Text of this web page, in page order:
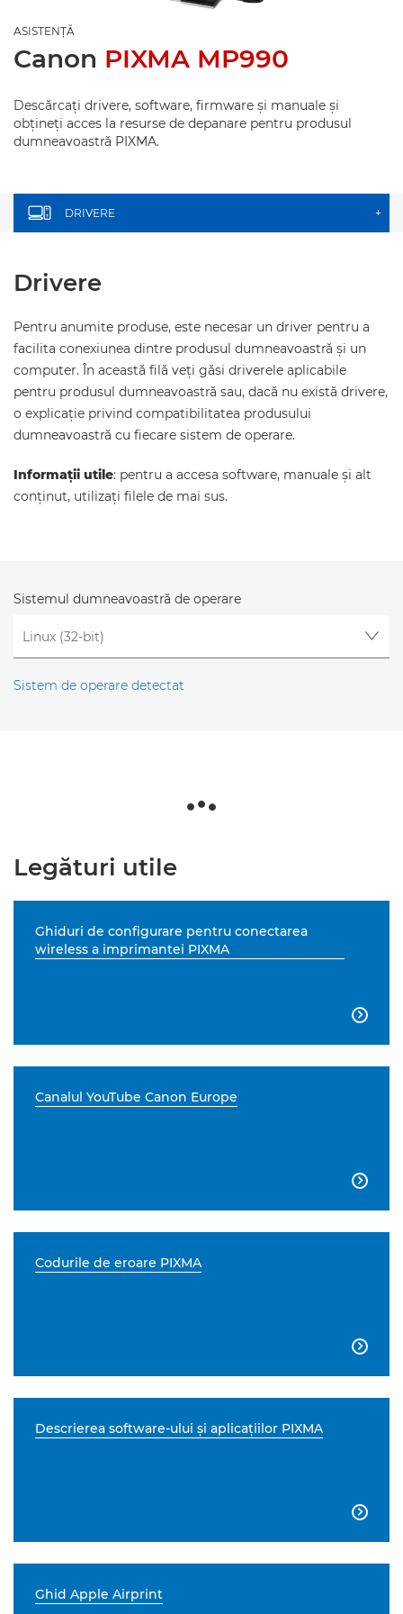
ASISTENŢĂ
Canon PIXMA MP990
Descărcaţi drivere, software, firmware şi manuale şi
obţineţi acces la resurse de depanare pentru produsul
dumneavoastră PIXMA.
DRIVERE +
Drivere
Pentru anumite produse, este necesar un driver pentru a
facilita conexiunea dintre produsul dumneavoastră şi un
computer. În această filă veţi găsi driverele aplicabile
pentru produsul dumneavoastră sau, dacă nu există drivere,
o explicaţie privind compatibilitatea produsului
dumneavoastră cu fiecare sistem de operare.
Informaţii utile: pentru a accesa software, manuale şi alt
conţinut, utilizaţi filele de mai sus.
Sistemul dumneavoastră de operare
Sistem de operare detectat
Legături utile
Ghiduri de configurare pentru conectarea
wireless a imprimantei PIXMA

Canalul YouTube Canon Europe

Codurile de eroare PIXMA

Descrierea software-ului şi aplicaţiilor PIXMA

Ghid Apple Airprint